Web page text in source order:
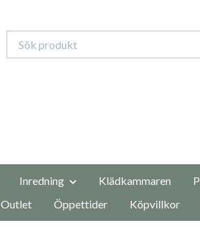
Inredning Klädkammaren
Outlet
Öppettider Köpvillkor